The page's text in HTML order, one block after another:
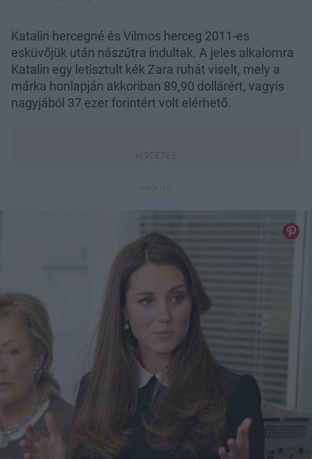
Katalin hercegné és Vilmos herceg 2011-es
esküvőjük után nászútra indultak. A jeles alkalomra
Katalin egy letisztult kék Zara ruhát viselt, mely a
márka honlapján akkoriban 89,90 dollárért, vagyis
nagyjából 37 ezer forintért volt elérhető.